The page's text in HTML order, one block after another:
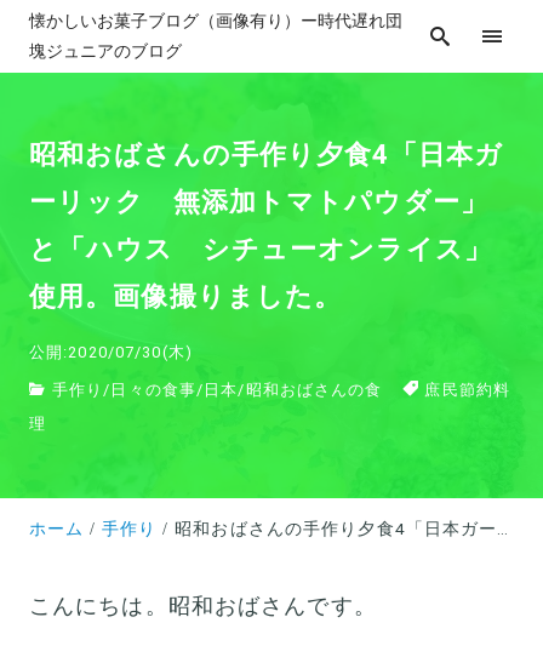
懐かしいお菓子ブログ（画像有り）ー時代遅れ団
塊ジュニアのブログ
昭和おばさんの手作り夕食4「日本ガ
ーリック 無添加トマトパウダー」
と「ハウス シチューオンライス」
使用。画像撮りました。
公開:2020/07/30(木)
手作り / 日々の食事/ 日本/ 昭和おばさんの食
庶民節約料
理
ホーム 手作り 昭和おばさんの手作り夕食4「日本ガーリック 無添加トマトパウダー」と「ハウス シチューオンライス」使用。画像撮りました。
こんにちは。昭和おばさんです。